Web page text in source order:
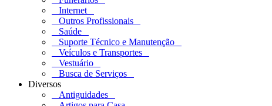
Internet
Outros Profissionais
Saúde
Suporte Técnico e Manutenção
Veículos e Transportes
Vestuário
Busca de Serviços
Diversos
Antiguidades